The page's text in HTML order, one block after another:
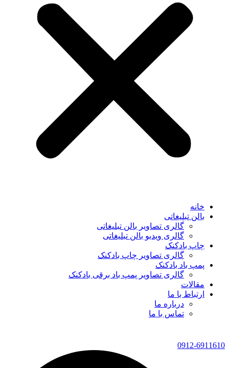
خانه
بالن تبلیغاتی
گالری تصاویر بالن تبلیغاتی
گالری ویدیو بالن تبلیغاتی
چاپ بادکنک
گالری تصاویر چاپ بادکنک
پمپ باد بادکنک
گالری تصاویر پمپ باد برقی بادکنک
مقالات
ارتباط با ما
درباره ما
تماس با ما
0912-6911610